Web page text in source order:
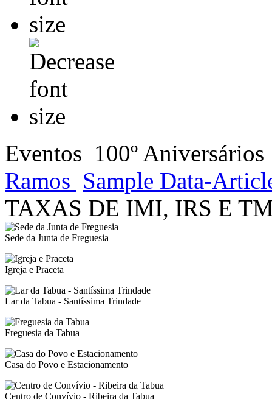
Eventos 100º Aniversários
Ramos Sample Data-
TAXAS DE IMI, IRS E
Sede da Junta de Freguesia
Igreja e Praceta
Lar da Tabua - Santíssima Trindade
Freguesia da Tabua
Casa do Povo e Estacionamento
Centro de Convívio - Ribeira da Tabua